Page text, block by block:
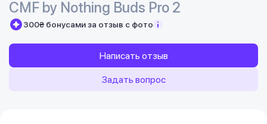
CMF by Nothing Buds Pro 2
300₴ бонусами за отзыв с фото
Написать отзыв
Задать вопрос